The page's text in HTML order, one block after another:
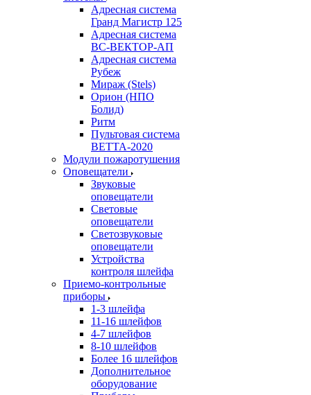
Адресная система
Гранд Магистр 125
Адресная система
ВС-ВЕКТОР-АП
Адресная система
Рубеж
Мираж (Stels)
Орион (НПО
Болид)
Ритм
Пультовая система
ВЕТТА-2020
Модули пожаротушения
Оповещатели
Звуковые
оповещатели
Световые
оповещатели
Светозвуковые
оповещатели
Устройства
контроля шлейфа
Приемо-контрольные
приборы
1-3 шлейфа
11-16 шлейфов
4-7 шлейфов
8-10 шлейфов
Более 16 шлейфов
Дополнительное
оборудование